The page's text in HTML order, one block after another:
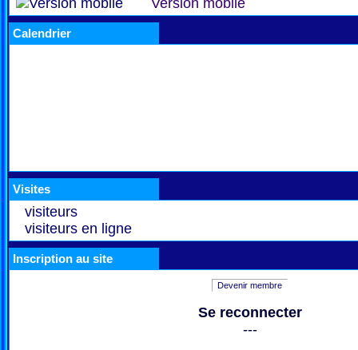
Version mobile
Calendrier
Visites
visiteurs
visiteurs en ligne
Inscription au site
Devenir membre
Se reconnecter
---